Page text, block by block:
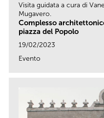
Visita guidata a cura di
Mugavero.
Complesso
piazza del Popolo
19/02/2023
Evento